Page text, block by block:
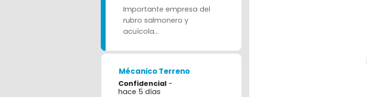
Importante empresa del
rubro salmonero y
acuícola...
Mécanico Terreno
Confidencial -
hace 5 días